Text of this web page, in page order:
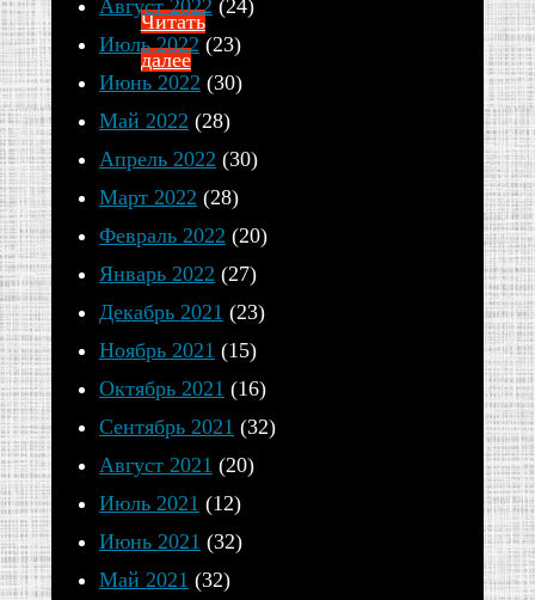
Читать
далее
Август 2022 (24)
Июль 2022 (23)
Июнь 2022 (30)
Май 2022 (28)
Апрель 2022 (30)
Март 2022 (28)
Февраль 2022 (20)
Январь 2022 (27)
Декабрь 2021 (23)
Ноябрь 2021 (15)
Октябрь 2021 (16)
Сентябрь 2021 (32)
Август 2021 (20)
Июль 2021 (12)
Июнь 2021 (32)
Май 2021 (32)